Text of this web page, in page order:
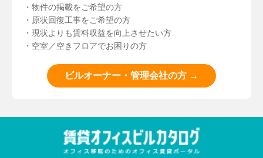
・物件の掲載をご希望の方
・原状回復工事をご希望の方
・現状よりも賃料収益を向上させたい方
・空室／空きフロアでお困りの方
ビルオーナー・管理会社の方 →